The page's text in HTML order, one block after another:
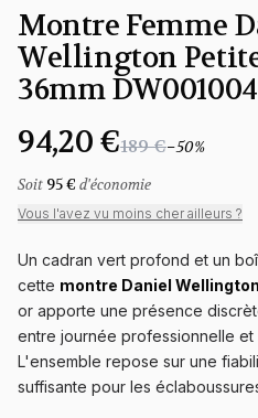
Montre Femme
Wellington
36mm
94,20 €189 €−50%
Soit 95 € d'économie
Vous l'avez vu moins cher ailleurs ?
Un cadran vert profond et un
cette montre Daniel
or apporte une présence
entre journée professionnelle
L'ensemble repose sur une
suffisante pour les